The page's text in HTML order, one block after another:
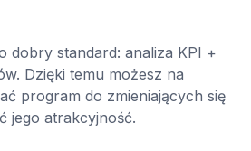
dobry standard: analiza KPI +
Dzięki temu możesz na
program do zmieniających się
jego atrakcyjność.